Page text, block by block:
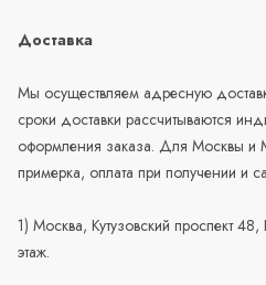
Доставка
Мы осуществляем адресную
сроки доставки рассчитываются
оформления заказа. Для Москвы и
примерка, оплата при получении и
1) Москва, Кутузовский проспект
этаж.